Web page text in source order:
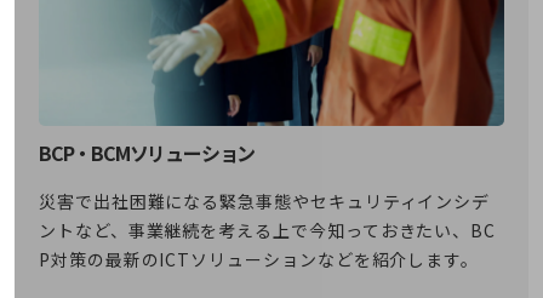
その他の業界はこちら
ビジネスお悩み診断
オンラインショップ
モバイル・ICTサービスをオンラインで
BCP・BCMソリューション
災害で出社困難になる緊急事態やセキュリティインシデ
ントなど、事業継続を考える上で今知っておきたい、BC
P対策の最新のICTソリューションなどを紹介します。